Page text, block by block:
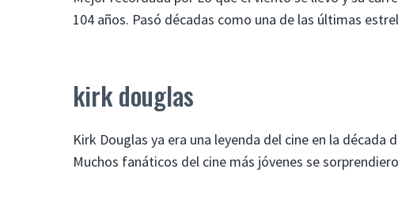
104 años. Pasó décadas como una de las últimas
kirk douglas
Kirk Douglas ya era una leyenda del cine en la década
Muchos fanáticos del cine más jóvenes se